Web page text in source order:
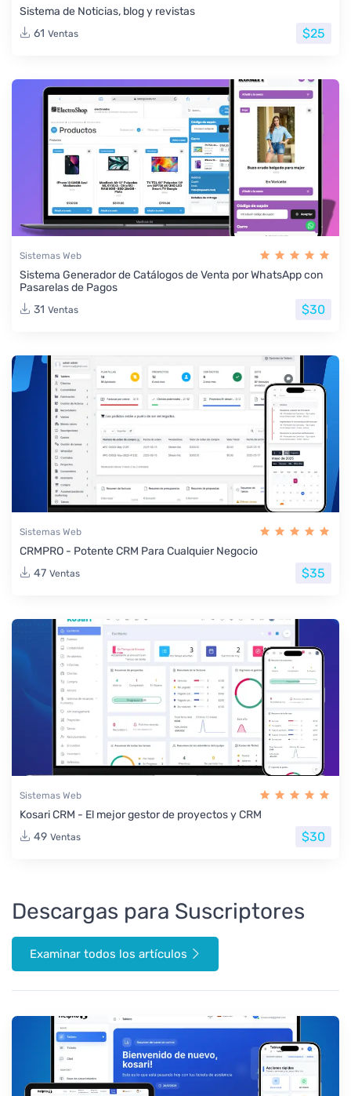
Sistema de Noticias, blog y revistas
61 Ventas $25
Sistemas Web
Sistema Generador de Catálogos de Venta por WhatsApp con
Pasarelas de Pagos
31 Ventas $30
Sistemas Web
CRMPRO - Potente CRM Para Cualquier Negocio
47 Ventas $35
Sistemas Web
Kosari CRM - El mejor gestor de proyectos y CRM
49 Ventas $30
Descargas para Suscriptores
Examinar todos los artículos